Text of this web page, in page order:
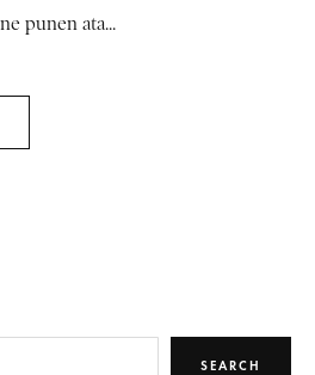
punen ata...
SEARCH